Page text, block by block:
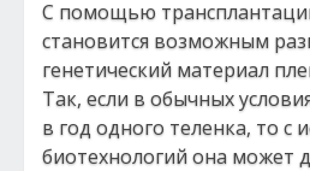
С помощью
становится возможным
генетический материал
Так, если в обычных
в год одного теленка, то с
биотехнологий она может